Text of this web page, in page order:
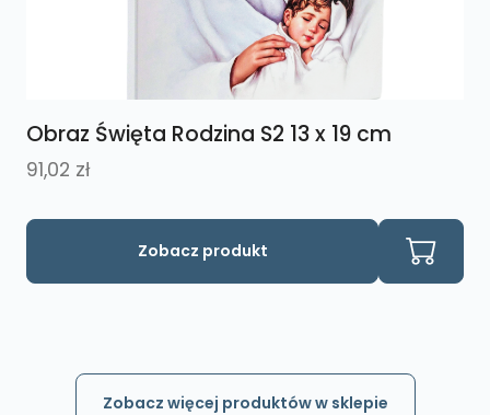
Obraz Święta Rodzina S2 13 x 19 cm
91,02 zł
Zobacz produkt
Zobacz więcej produktów w sklepie